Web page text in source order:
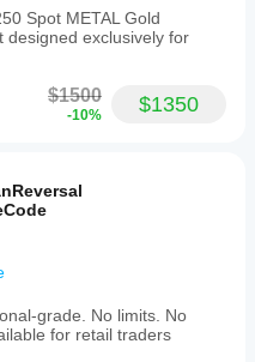
Spot METAL Gold
designed exclusively for
$1500
-10% $1350
grade. No limits. No
for retail traders